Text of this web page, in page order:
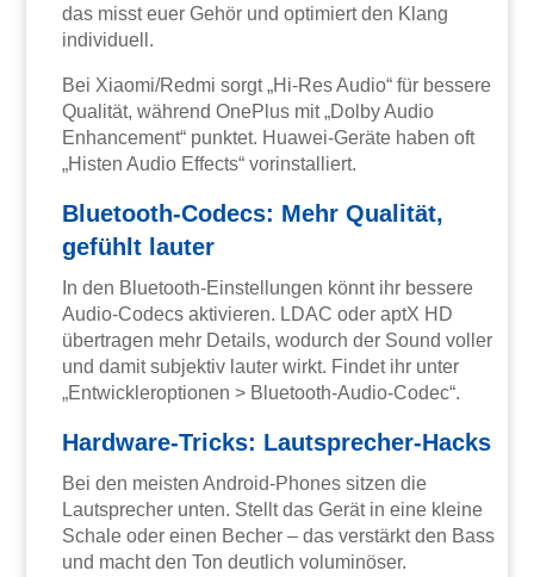
das misst euer Gehör und optimiert den Klang
individuell.
Bei Xiaomi/Redmi sorgt „Hi-Res Audio“ für bessere
Qualität, während OnePlus mit „Dolby Audio
Enhancement“ punktet. Huawei-Geräte haben oft
„Histen Audio Effects“ vorinstalliert.
Bluetooth-Codecs: Mehr Qualität,
gefühlt lauter
In den Bluetooth-Einstellungen könnt ihr bessere
Audio-Codecs aktivieren. LDAC oder aptX HD
übertragen mehr Details, wodurch der Sound voller
und damit subjektiv lauter wirkt. Findet ihr unter
„Entwickleroptionen > Bluetooth-Audio-Codec“.
Hardware-Tricks: Lautsprecher-Hacks
Bei den meisten Android-Phones sitzen die
Lautsprecher unten. Stellt das Gerät in eine kleine
Schale oder einen Becher – das verstärkt den Bass
und macht den Ton deutlich voluminöser.